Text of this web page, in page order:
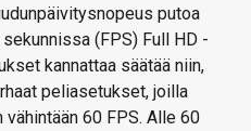
putoa
(FPS) Full HD -
kannattaa säätää niin,
peliasetukset, joilla
60 FPS. Alle 60